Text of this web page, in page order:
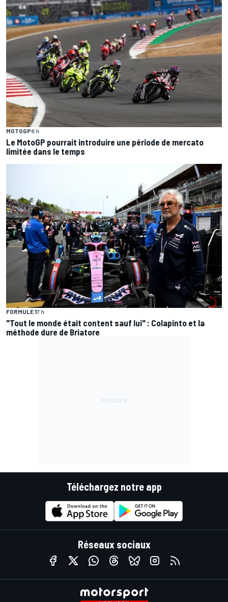
MOTOGP6 h
Le MotoGP pourrait introduire une période de mercato
limitée dans le temps
FORMULE 17 h
"Tout le monde était content sauf lui" : Colapinto et la
méthode dure de Briatore
Téléchargez notre app
Réseaux sociaux